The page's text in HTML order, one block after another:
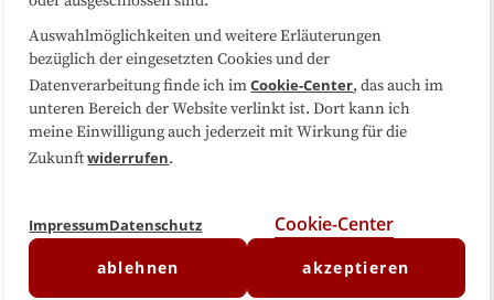
Auswahlmöglichkeiten und weitere Erläuterungen
bezüglich der eingesetzten Cookies und der
Datenverarbeitung finde ich imCookie-Center, das auch im
unteren Bereich der Website verlinkt ist. Dort kann ich
meine Einwilligung auch jederzeit mit Wirkung für die
Zukunftwiderrufen.
ImpressumDatenschutz Cookie-Center
ablehnen akzeptieren